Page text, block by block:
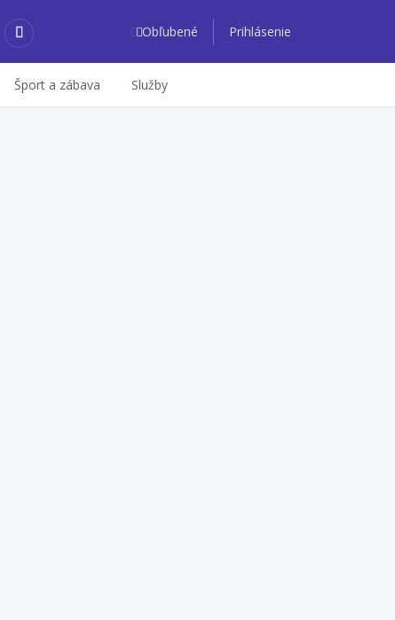
Obľubené Prihlásenie
Šport a zábava Služby